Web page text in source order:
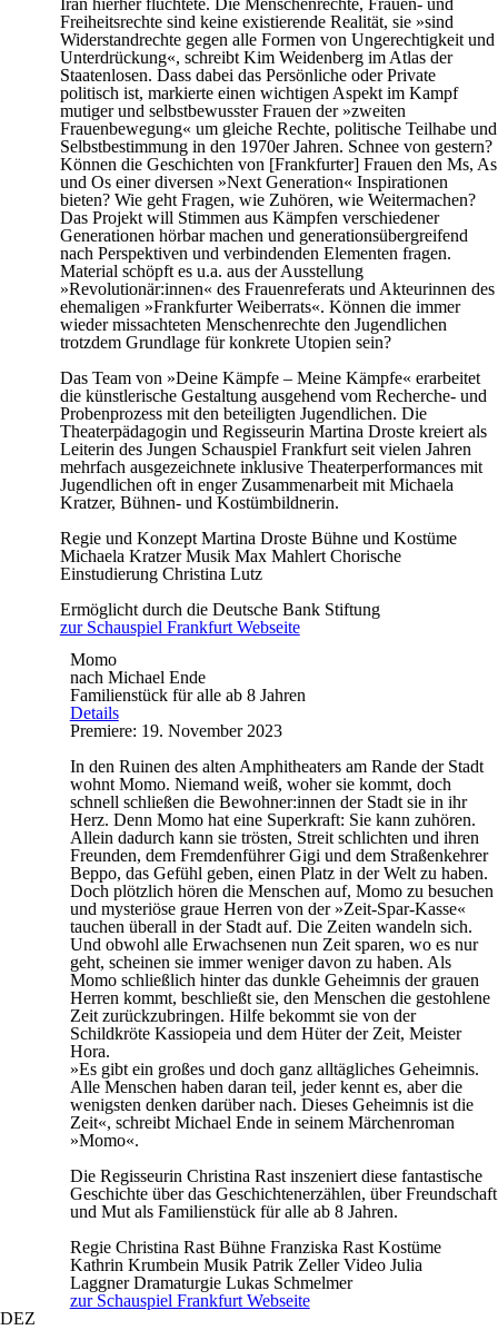
Freiheitsrechte sind keine existierende Realität, sie »sind
Widerstandrechte gegen alle Formen von Ungerechtigkeit und
Unterdrückung«, schreibt Kim Weidenberg im Atlas der
Staatenlosen. Dass dabei das Persönliche oder Private
politisch ist, markierte einen wichtigen Aspekt im Kampf
mutiger und selbstbewusster Frauen der »zweiten
Frauenbewegung« um gleiche Rechte, politische Teilhabe und
Selbstbestimmung in den 1970er Jahren. Schnee von gestern?
Können die Geschichten von [Frankfurter] Frauen den Ms, As
und Os einer diversen »Next Generation« Inspirationen
bieten? Wie geht Fragen, wie Zuhören, wie Weitermachen?
Das Projekt will Stimmen aus Kämpfen verschiedener
Generationen hörbar machen und generationsübergreifend
nach Perspektiven und verbindenden Elementen fragen.
Material schöpft es u.a. aus der Ausstellung
»Revolutionär:innen« des Frauenreferats und Akteurinnen des
ehemaligen »Frankfurter Weiberrats«. Können die immer
wieder missachteten Menschenrechte den Jugendlichen
trotzdem Grundlage für konkrete Utopien sein?
Das Team von »Deine Kämpfe – Meine Kämpfe« erarbeitet
die künstlerische Gestaltung ausgehend vom Recherche- und
Probenprozess mit den beteiligten Jugendlichen. Die
Theaterpädagogin und Regisseurin Martina Droste kreiert als
Leiterin des Jungen Schauspiel Frankfurt seit vielen Jahren
mehrfach ausgezeichnete inklusive Theaterperformances mit
Jugendlichen oft in enger Zusammenarbeit mit Michaela
Kratzer, Bühnen- und Kostümbildnerin.
Regie und Konzept Martina Droste Bühne und Kostüme
Michaela KratzerMusik Max Mahlert Chorische
EinstudierungChristina Lutz
Ermöglicht durch die Deutsche Bank Stiftung
zur Schauspiel Frankfurt Webseite
Momo
nach Michael Ende
Familienstück für alle ab 8 Jahren
Details
Premiere: 19. November 2023
In den Ruinen des alten Amphitheaters am Rande der Stadt
wohnt Momo. Niemand weiß, woher sie kommt, doch
schnell schließen die Bewohner:innen der Stadt sie in ihr
Herz. Denn Momo hat eine Superkraft: Sie kann zuhören.
Allein dadurch kann sie trösten, Streit schlichten und ihren
Freunden, dem Fremdenführer Gigi und dem Straßenkehrer
Beppo, das Gefühl geben, einen Platz in der Welt zu haben.
Doch plötzlich hören die Menschen auf, Momo zu besuchen
und mysteriöse graue Herren von der »Zeit-Spar-Kasse«
tauchen überall in der Stadt auf. Die Zeiten wandeln sich.
Und obwohl alle Erwachsenen nun Zeit sparen, wo es nur
geht, scheinen sie immer weniger davon zu haben. Als
Momo schließlich hinter das dunkle Geheimnis der grauen
Herren kommt, beschließt sie, den Menschen die gestohlene
Zeit zurückzubringen. Hilfe bekommt sie von der
Schildkröte Kassiopeia und dem Hüter der Zeit, Meister
Hora.
»Es gibt ein großes und doch ganz alltägliches Geheimnis.
Alle Menschen haben daran teil, jeder kennt es, aber die
wenigsten denken darüber nach. Dieses Geheimnis ist die
Zeit«, schreibt Michael Ende in seinem Märchenroman
»Momo«.
Die Regisseurin Christina Rast inszeniert diese fantastische
Geschichte über das Geschichtenerzählen, über Freundschaft
und Mut als Familienstück für alle ab 8 Jahren.
RegieChristina Rast BühneFranziska Rast Kostüme
Kathrin Krumbein MusikPatrik ZellerVideoJulia
LaggnerDramaturgieLukas Schmelmer
zur Schauspiel Frankfurt Webseite
DEZ